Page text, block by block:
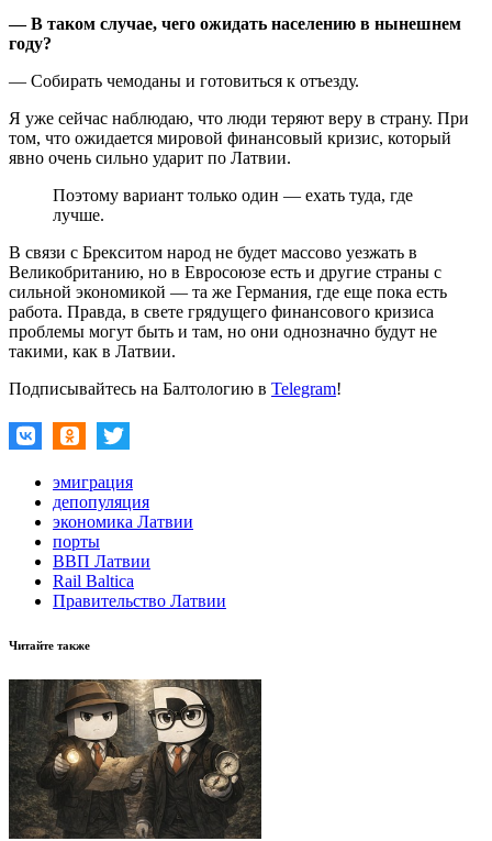
— В таком случае, чего ожидать населению в нынешнем
году?
— Собирать чемоданы и готовиться к отъезду.
Я уже сейчас наблюдаю, что люди теряют веру в страну. При
том, что ожидается мировой финансовый кризис, который
явно очень сильно ударит по Латвии.
Поэтому вариант только один — ехать туда, где
лучше.
В связи с Брекситом народ не будет массово уезжать в
Великобританию, но в Евросоюзе есть и другие страны с
сильной экономикой — та же Германия, где еще пока есть
работа. Правда, в свете грядущего финансового кризиса
проблемы могут быть и там, но они однозначно будут не
такими, как в Латвии.
Подписывайтесь на Балтологию в Telegram!
эмиграция
депопуляция
экономика Латвии
порты
ВВП Латвии
Rail Baltica
Правительство Латвии
Читайте также